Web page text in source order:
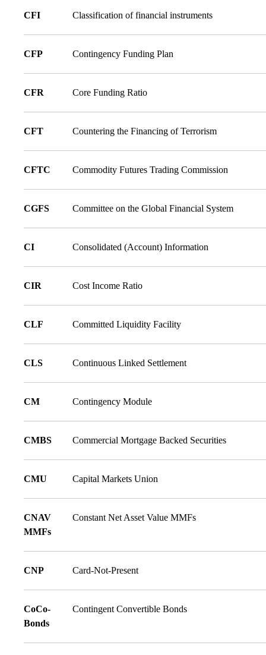
CFI Classification of financial instruments
CFP Contingency Funding Plan
CFR Core Funding Ratio
CFT Countering the Financing of Terrorism
CFTC Commodity Futures Trading Commission
CGFS Committee on the Global Financial System
CI Consolidated (Account) Information
CIR Cost Income Ratio
CLF Committed Liquidity Facility
CLS Continuous Linked Settlement
CM Contingency Module
CMBS Commercial Mortgage Backed Securities
CMU Capital Markets Union
CNAV
MMFs
Constant Net Asset Value MMFs
CNP Card-Not-Present
CoCo-
Bonds
Contingent Convertible Bonds